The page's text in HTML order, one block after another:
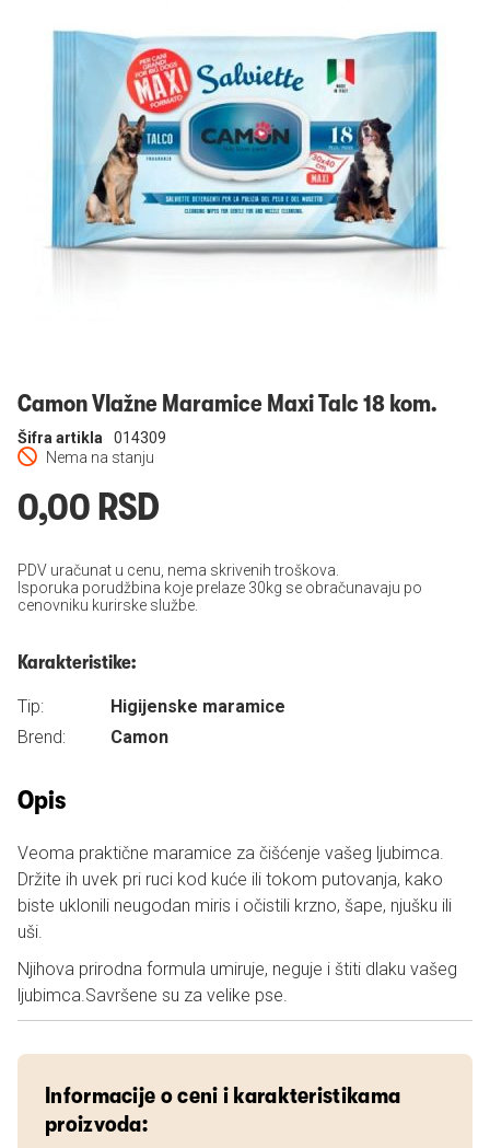
Prijavi se
Camon Vlažne Maramice Maxi Talc 18 kom.
Nema na stanju
Šifra artikla 014309
0,00 RSD
PDV uračunat u cenu, nema skrivenih troškova.
Isporuka porudžbina koje prelaze 30kg se obračunavaju po
cenovniku kurirske službe.
Karakteristike:
Tip:
Higijenske maramice
Brend:
Camon
Opis
Veoma praktične maramice za čišćenje vašeg ljubimca.
Držite ih uvek pri ruci kod kuće ili tokom putovanja, kako
biste uklonili neugodan miris i očistili krzno, šape, njušku ili
uši.
Njihova prirodna formula umiruje, neguje i štiti dlaku vašeg
ljubimca.Savršene su za velike pse.
Informacije o ceni i karakteristikama
proizvoda: